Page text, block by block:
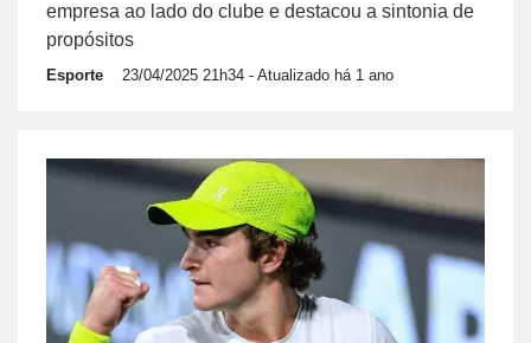
empresa ao lado do clube e destacou a sintonia de
propósitos
Esporte 23/04/2025 21h34 - Atualizado há 1 ano